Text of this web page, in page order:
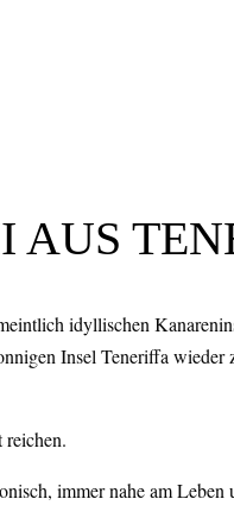
AUS
idyllischen
Insel Teneriffa
immer nahe am